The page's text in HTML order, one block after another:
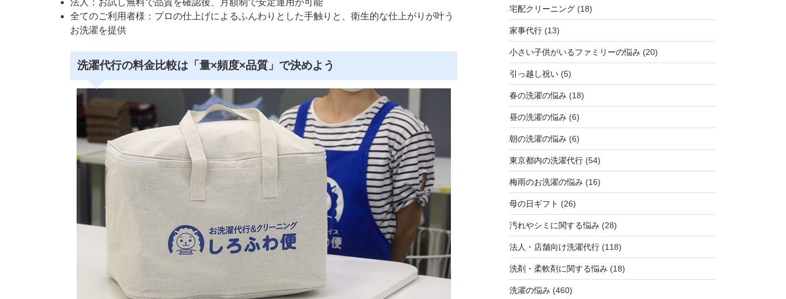
全てのご利用者様：プロの仕上げによるふんわりとした手触りと、衛生的な仕上がりが叶う
お洗濯を提供
洗濯代行の料金比較は「量×頻度×品質」で決めよう
宅配クリーニング(18)
家事代行(13)
小さい子供がいるファミリーの悩み (20)
引っ越し祝い(5)
春の洗濯の悩み (18)
昼の洗濯の悩み (6)
朝の洗濯の悩み (6)
東京都内の洗濯代行(54)
梅雨のお洗濯の悩み (16)
母の日ギフト (26)
汚れやシミに関する悩み (28)
法人・店舗向け洗濯代行(118)
洗剤・柔軟剤に関する悩み (18)
洗濯の悩み (460)